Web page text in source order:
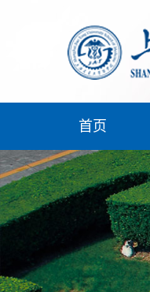
首页